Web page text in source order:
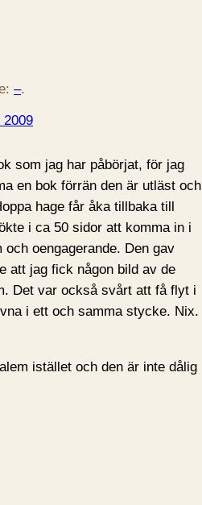
–.
2009
som jag har påbörjat, för jag
en bok förrän den är utläst och
hage får åka tillbaka till
i ca 50 sidor att komma in i
oengagerande. Den gav
att jag fick någon bild av de
Det var också svårt att få flyt i
i ett och samma stycke. Nix.
istället och den är inte dålig